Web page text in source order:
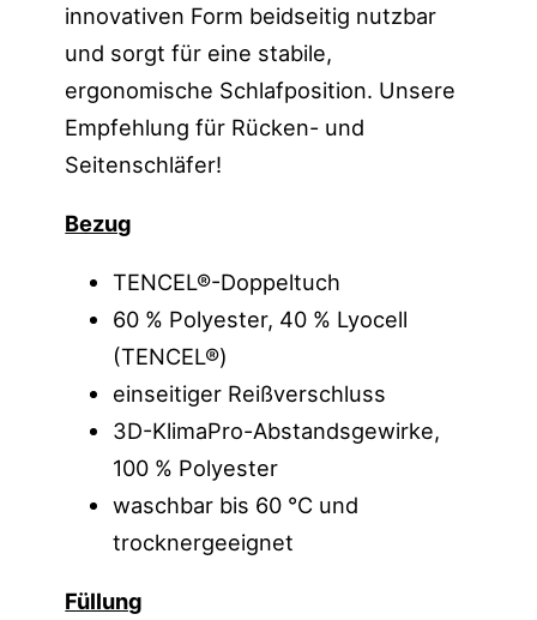
innovativen Form beidseitig nutzbar
und sorgt für eine stabile,
ergonomische Schlafposition. Unsere
Empfehlung für Rücken- und
Seitenschläfer!
Bezug
TENCEL®-Doppeltuch
60 % Polyester, 40 % Lyocell
(TENCEL®)
einseitiger Reißverschluss
3D-KlimaPro-Abstandsgewirke,
100 % Polyester
waschbar bis 60 °C und
trocknergeeignet
Füllung